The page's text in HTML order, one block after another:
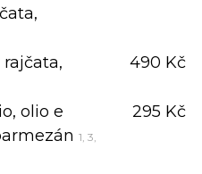
490 Kč
olio e
1, 3,
295 Kč